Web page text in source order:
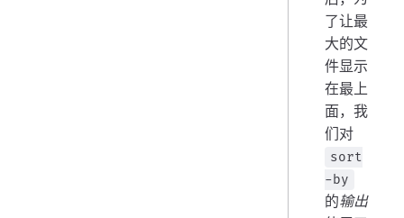
了让最
大的文
件显示
在最上
面，我
们对
sort
-by
的输出